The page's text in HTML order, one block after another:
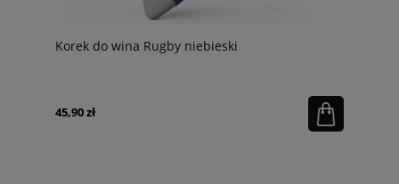
Korek do wina Rugby niebieski
45,90 zł